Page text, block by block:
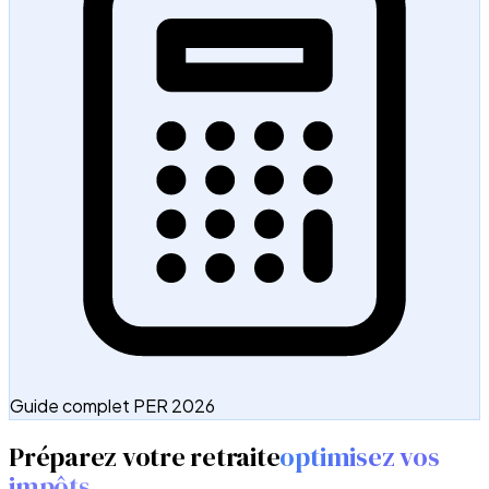
Guide complet PER 2026
Préparez votre retraiteoptimisez vos